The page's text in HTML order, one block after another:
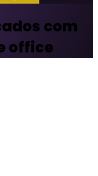
com
office